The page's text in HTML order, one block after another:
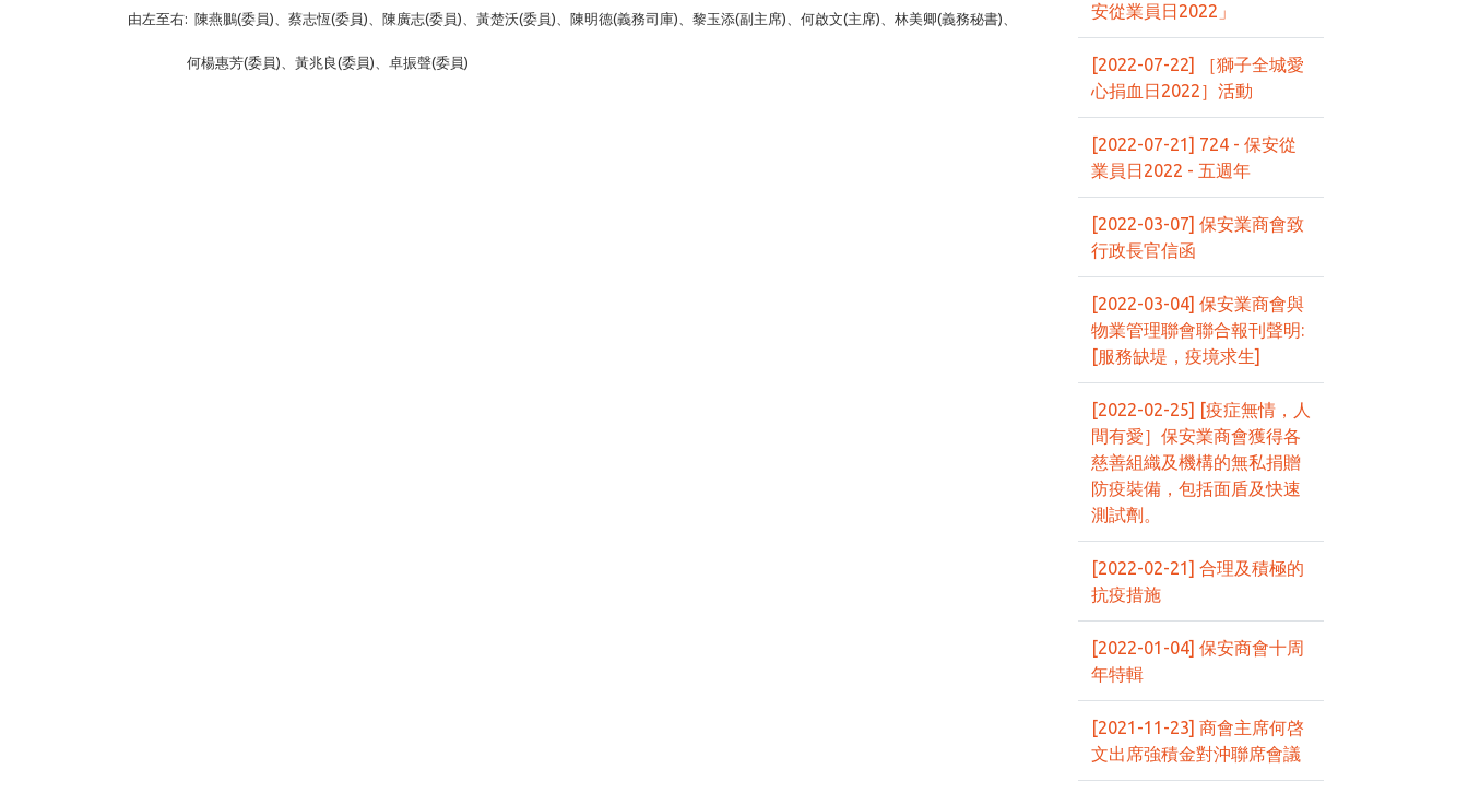
由左至右: 陳燕鵬(委員)、蔡志恆(委員)、陳廣志(委員)、黃楚沃(委員)、陳明德(義務司庫)、黎玉添(副主席)、何啟文(主席)、林美卿(義務秘書)、
何楊惠芳(委員)、黃兆良(委員)、卓振聲(委員)
安從業員日2022」
[2022-07-22] ［獅子全城愛
心捐血日2022］活動
[2022-07-21] 724 - 保安從
業員日2022 - 五週年
[2022-03-07] 保安業商會致
行政長官信函
[2022-03-04] 保安業商會與
物業管理聯會聯合報刊聲明:
[服務缺堤，疫境求生]
[2022-02-25] [疫症無情，人
間有愛］保安業商會獲得各
慈善組織及機構的無私捐贈
防疫裝備，包括面盾及快速
測試劑。
[2022-02-21] 合理及積極的
抗疫措施
[2022-01-04] 保安商會十周
年特輯
[2021-11-23] 商會主席何啓
文出席強積金對沖聯席會議